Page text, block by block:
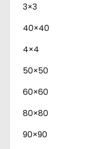
3×3
40×40
4×4
50×50
60×60
80×80
90×90